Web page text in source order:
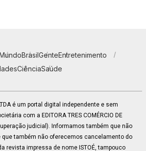
BrasilGenteEntretenimento
CiênciaSaúde
é um portal digital independente e sem
com a EDITORA TRES COMÉRCIO DE
judicial). Informamos também que não
também não oferecemos cancelamento do
revista impressa de nome ISTOÉ, tampouco